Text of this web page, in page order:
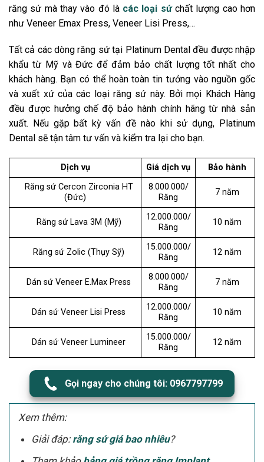
răng sứ mà thay vào đó là các loại sứchất lượng cao hơn
như Veneer Emax Press, Veneer Lisi Press,…
Tất cả các dòng răng sứ tại Platinum Dental đều được nhập
khẩu từ Mỹ và Đức để đảm bảo chất lượng tốt nhất cho
khách hàng. Bạn có thể hoàn toàn tin tưởng vào nguồn gốc
và xuất xứ của các loại răng sứ này. Bởi mọi Khách Hàng
đều được hưởng chế độ bảo hành chính hãng từ nhà sản
xuất. Nếu gặp bất kỳ vấn đề nào khi sử dụng, Platinum
Dental sẽ tận tâm tư vấn và kiểm tra lại cho bạn.
Dịch vụ Giá dịch vụ
Bảo hành
Răng sứ Cercon Zirconia HT
(Đức)
8.000.000/
Răng
7 năm
Răng sứ Lava 3M (Mỹ)
12.000.000/
Răng
10 năm
Răng sứ Zolic (Thụy Sỹ)
15.000.000/
Răng
12 năm
Dán sứ Veneer E.Max Press
8.000.000/
Răng
7 năm
Dán sứ Veneer Lisi Press
12.000.000/
Răng
10 năm
Dán sứ Veneer Lumineer
15.000.000/
Răng
12 năm
Gọi ngay cho chúng tôi: 0967797799
Xem thêm:
Giải đáp: răng sứ giá bao nhiêu?